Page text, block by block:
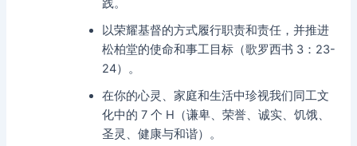
践。
以荣耀基督的方式履行职责和责任，并推进
松柏堂的使命和事工目标（歌罗西书 3：23-
24）。
在你的心灵、家庭和生活中珍视我们同工文
化中的 7 个 H（谦卑、荣誉、诚实、饥饿、
圣灵、健康与和谐）。